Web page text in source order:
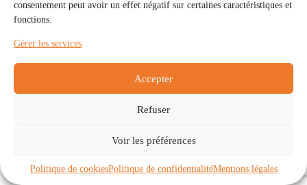
consentement peut avoir un effet négatif sur certaines caractéristiques et
fonctions.
Gérer les services
Accepter
Refuser
Voir les préférences
Politique de cookiesPolitique de confidentialitéMentions légales
Communautés
À propos
Politique de cookies (UE)